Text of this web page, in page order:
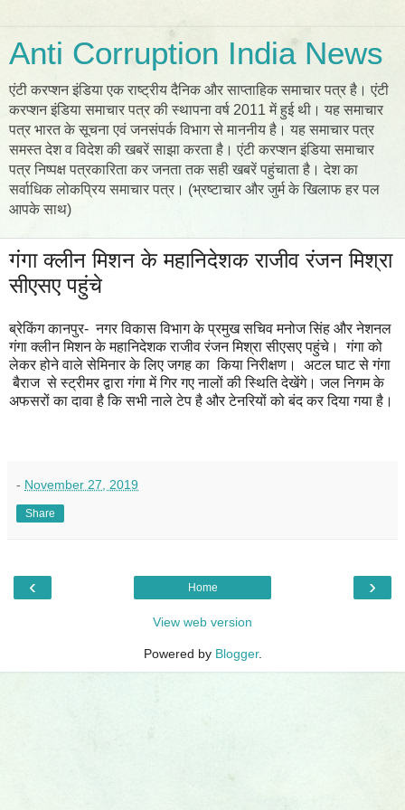
Anti Corruption India News
एंटी करप्शन इंडिया एक राष्ट्रीय दैनिक और साप्ताहिक समाचार पत्र है। एंटी
करप्शन इंडिया समाचार पत्र की स्थापना वर्ष 2011 में हुई थी। यह समाचार
पत्र भारत के सूचना एवं जनसंपर्क विभाग से माननीय है। यह समाचार पत्र
समस्त देश व विदेश की खबरें साझा करता है। एंटी करप्शन इंडिया समाचार
पत्र निष्पक्ष पत्रकारिता कर जनता तक सही खबरें पहुंचाता है। देश का
सर्वाधिक लोकप्रिय समाचार पत्र। (भ्रष्टाचार और जुर्म के खिलाफ हर पल
आपके साथ)
गंगा क्लीन मिशन के महानिदेशक राजीव रंजन मिश्रा
सीएसए पहुंचे
ब्रेकिंग कानपुर- नगर विकास विभाग के प्रमुख सचिव मनोज सिंह और नेशनल
गंगा क्लीन मिशन के महानिदेशक राजीव रंजन मिश्रा सीएसए पहुंचे। गंगा को
लेकर होने वाले सेमिनार के लिए जगह का किया निरीक्षण। अटल घाट से गंगा
बैराज से स्ट्रीमर द्वारा गंगा में गिर गए नालों की स्थिति देखेंगे। जल निगम के
अफसरों का दावा है कि सभी नाले टेप है और टेनरियों को बंद कर दिया गया है।
- November 27, 2019
Share
‹ ›
Home
View web version
Powered by Blogger.